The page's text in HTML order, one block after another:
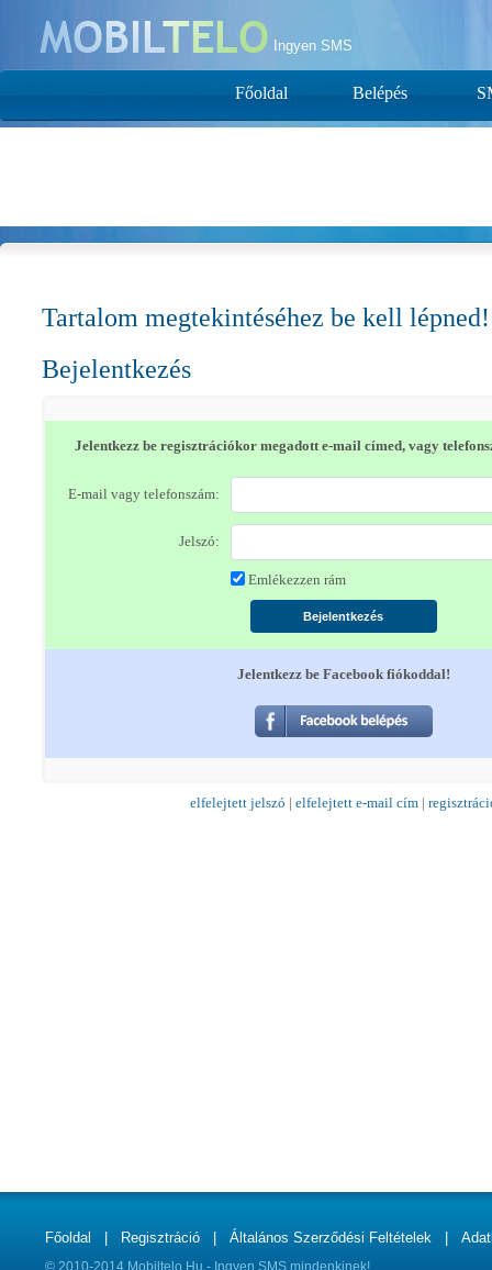
Ingyen SMS
Tartalom megtekintéséhez be kell lépned!
Bejelentkezés
Jelentkezz be regisztrációkor megadott e-mail címed, vagy
E-mail vagy telefonszám:
Jelszó:
Emlékezzen rám
Jelentkezz be Facebook fiókoddal!
elfelejtett jelszó | elfelejtett e-mail cím |
Főoldal Regisztráció Általános Szerződési Feltételek
© 2010-2014 Mobiltelo.Hu - Ingyen SMS mindenkinek!
Főoldal Belépés